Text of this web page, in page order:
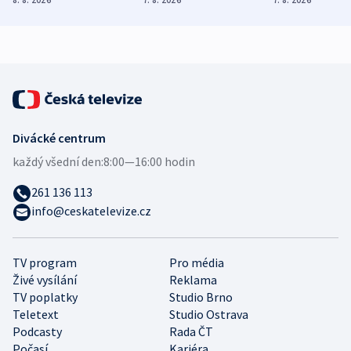
TV program
Pro média
Živé vysílání
Reklama
TV poplatky
Studio Brno
Teletext
Studio Ostrava
Podcasty
Rada ČT
Divácké centrum
každý všední den:8:00—16:00 hodin
261 136 113
info@ceskatelevize.cz